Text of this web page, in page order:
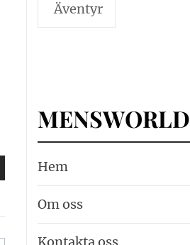
Äventyr
MENSWORLD
Hem
Om oss
Kontakta oss